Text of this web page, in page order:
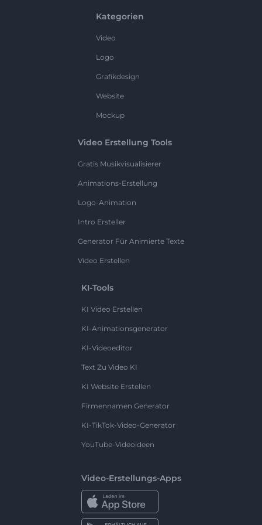
Kategorien
Video
Logo
Grafikdesign
Website
Mockup
Video Erstellung Tools
Gratis Musikvisualisierer
Animations-Erstellung
Logo-Animation
Intro Ersteller
Generator Für Animierte Texte
Video Erstellen
KI-Tools
KI Video Erstellen
KI-Animationsgenerator
KI-Videoeditor
Text Zu Video KI
KI Website Erstellen
Firmennamen Generator
KI-TikTok-Video-Generator
YouTube-Videoideen
Video-Erstellungs-Apps